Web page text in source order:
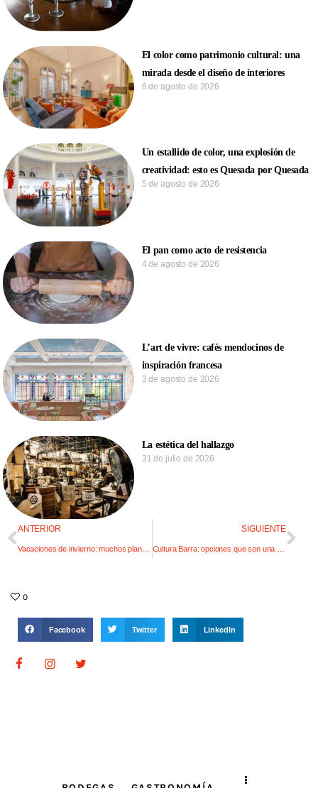
El color como patrimonio cultural: una
mirada desde el diseño de interiores
6 de agosto de 2026
Un estallido de color, una explosión de
creatividad: esto es Quesada por Quesada
5 de agosto de 2026
El pan como acto de resistencia
4 de agosto de 2026
L’art de vivre: cafés mendocinos de
inspiración francesa
3 de agosto de 2026
La estética del hallazgo
31 de julio de 2026
ANTERIOR
Vacaciones de invierno: muchos planes para los chicos (y no tan chicos)
SIGUIENTE
0
Facebook Twitter LinkedIn